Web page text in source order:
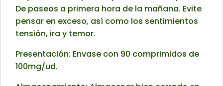
De paseos a primera hora de la mañana. Evite
pensar en exceso, así como los sentimientos
tensión, ira y temor.
Presentación: Envase con 90 comprimidos de
100mg/ud.